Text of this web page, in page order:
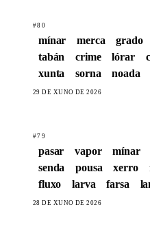
#80
mínar merca grado
tabán
crime lórar
xunta
sorna noada
29 DE XUÑO DE 2026
#79
pasar vapor mínar
senda
pousa xerro
fluxo
larva farsa
28 DE XUÑO DE 2026